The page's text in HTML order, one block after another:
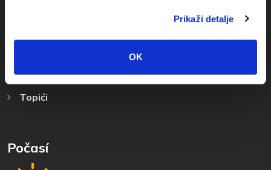
Prikaži detalje
OK
Bast
Topići
Počasí